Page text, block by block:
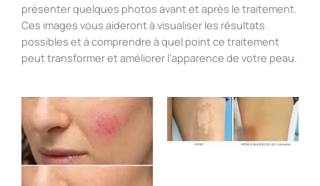
présenter quelques photos avant et après le traitement.
Ces images vous aideront à visualiser les résultats
possibles et à comprendre à quel point ce traitement
peut transformer et améliorer l’apparence de votre peau.